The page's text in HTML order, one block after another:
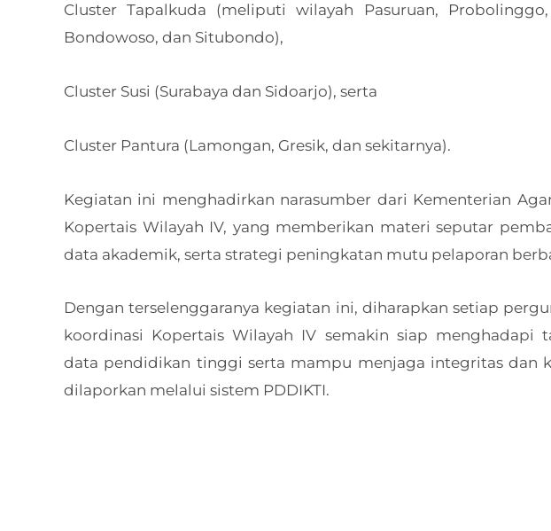
Cluster Tapalkuda (meliputi wilayah Pasuruan,
Bondowoso, dan Situbondo),
Cluster Susi (Surabaya dan Sidoarjo), serta
Cluster Pantura (Lamongan, Gresik, dan sekitarnya).
Kegiatan ini menghadirkan narasumber dari Kementerian
Kopertais Wilayah IV, yang memberikan materi seputar
data akademik, serta strategi peningkatan mutu pelaporan
Dengan terselenggaranya kegiatan ini, diharapkan setiap
koordinasi Kopertais Wilayah IV semakin siap menghadapi
data pendidikan tinggi serta mampu menjaga integritas dan
dilaporkan melalui sistem PDDIKTI.